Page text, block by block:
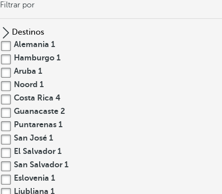
Filtrar por
Destinos
Alemania 1
Hamburgo 1
Aruba 1
Noord 1
Costa Rica 4
Guanacaste 2
Puntarenas 1
San José 1
El Salvador 1
San Salvador 1
Eslovenia 1
Liubliana 1